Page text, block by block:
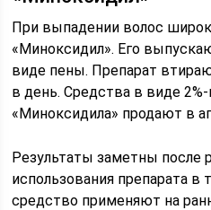
При выпадении волос
«Миноксидил». Его
виде пены. Препарат
в день. Средства в виде 2%-
«Миноксидила» продают в
Результаты заметны после
использования препарата в
средство применяют на